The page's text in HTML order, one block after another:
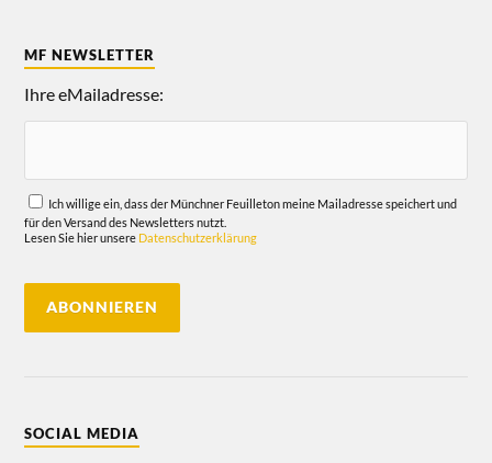
MF NEWSLETTER
Ihre eMailadresse:
Ich willige ein, dass der Münchner Feuilleton meine Mailadresse speichert und
für den Versand des Newsletters nutzt.
Lesen Sie hier unsere Datenschutzerklärung
SOCIAL MEDIA